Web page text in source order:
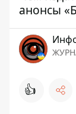
анонсы
👍